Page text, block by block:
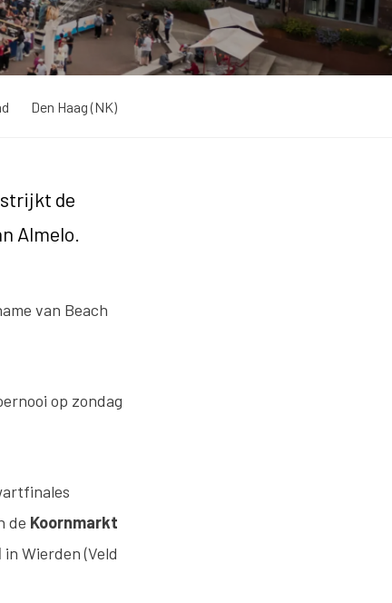
Den Haag (NK)
strijkt de
Almelo.
van Beach
op zondag
de Koornmarkt
in Wierden (Veld